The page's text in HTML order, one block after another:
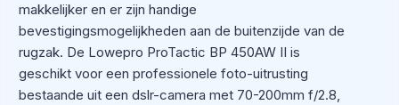
makkelijker en er zijn handige
bevestigingsmogelijkheden aan de buitenzijde van de
rugzak. De Lowepro ProTactic BP 450AW II is
geschikt voor een professionele foto-uitrusting
bestaande uit een dslr-camera met 70-200mm f/2.8,